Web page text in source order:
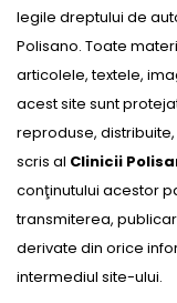
legile dreptului de
Polisano. Toate
articolele, textele,
acest site sunt
reproduse,
scris al Clinicii
conţinutului acestor
transmiterea,
derivate din orice
intermediul site-ului.